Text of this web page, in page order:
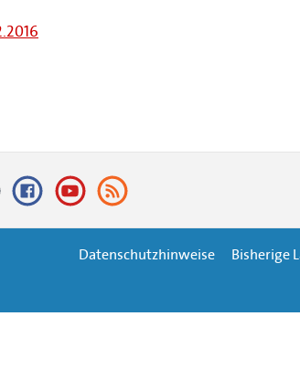
Datenschutzhinweise Bisherige